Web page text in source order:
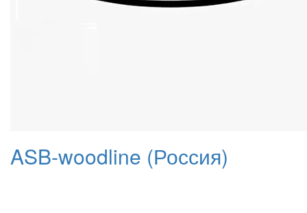
ASB-woodline (Россия)